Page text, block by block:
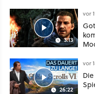
3:13
vor
26:22
vor